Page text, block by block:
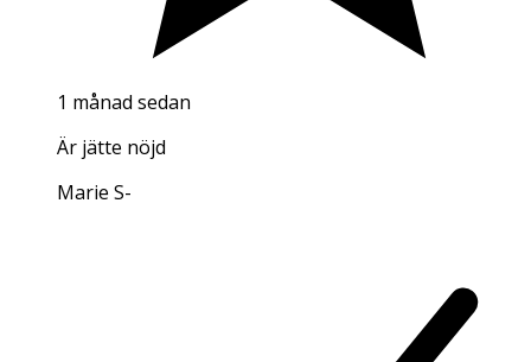
1 månad sedan
Är jätte nöjd
Marie S-